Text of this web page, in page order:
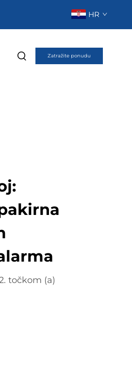
HR
Zatražite ponudu
točkom (a)